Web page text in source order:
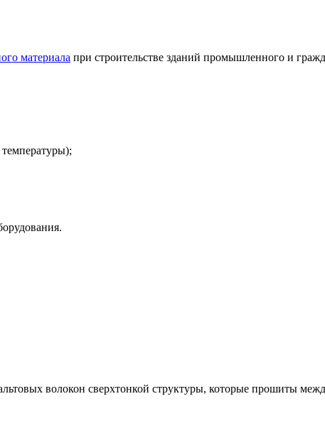
материала при строительстве зданий промышленного и
волокон сверхтонкой структуры, которые прошиты